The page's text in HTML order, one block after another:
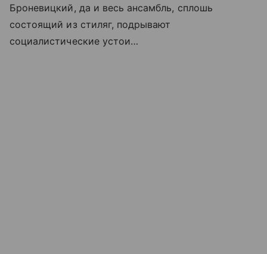
Броневицкий, да и весь ансамбль, сплошь
состоящий из стиляг, подрывают
социалистические устои…